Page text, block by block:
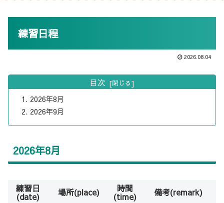
練習日程
2026.08.04
目次
2026年8月
2026年9月
2026年8月
練習日
(date) 場所(place) 時間
(time) 備考(remark)